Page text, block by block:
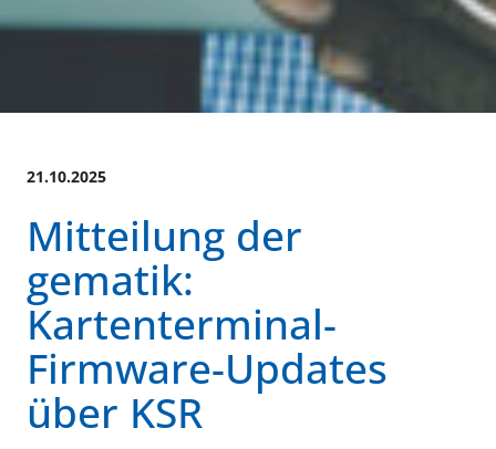
21.10.2025
Mitteilung der
gematik:
Kartenterminal-
Firmware-Updates
über KSR